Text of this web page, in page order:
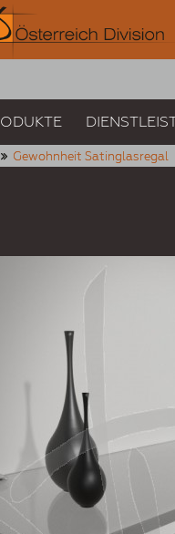
Gewohnheit Satinglasregal